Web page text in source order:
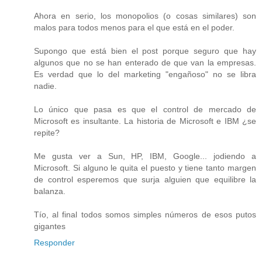
Ahora en serio, los monopolios (o cosas similares) son
malos para todos menos para el que está en el poder.
Supongo que está bien el post porque seguro que hay
algunos que no se han enterado de que van la empresas.
Es verdad que lo del marketing "engañoso" no se libra
nadie.
Lo único que pasa es que el control de mercado de
Microsoft es insultante. La historia de Microsoft e IBM ¿se
repite?
Me gusta ver a Sun, HP, IBM, Google... jodiendo a
Microsoft. Si alguno le quita el puesto y tiene tanto margen
de control esperemos que surja alguien que equilibre la
balanza.
Tío, al final todos somos simples números de esos putos
gigantes
Responder